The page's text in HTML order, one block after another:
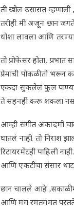
ती खोल उसासत
तरीही मी अजून छान जगते
धोशा लावला आणि
तो प्रोफेसर होता,
प्रेमाची पोकळी तो
एकदा सुकलेलं फुल पाण्यात
ते सहनही करू शकला
आम्ही संगीत अकादमी
घातलं नाही. तो निराश
रिटायरमेंटही पाहिली
आणि एकटीचा संसार
छान चालले आहे ,सकाळी
आणि मग रमतगमत